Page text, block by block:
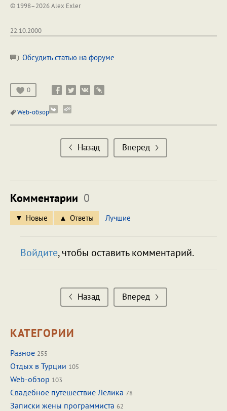
© 1998–2026 Alex Exler
22.10.2000
Обсудить статью на форуме
0
Web-обзор
Назад Вперед
Комментарии 0
Новые Ответы Лучшие
Войдите, чтобы оставить комментарий.
Назад Вперед
КАТЕГОРИИ
Разное 255
Отдых в Турции 105
Web-обзор 103
Свадебное путешествие Лелика 78
Записки жены программиста 62